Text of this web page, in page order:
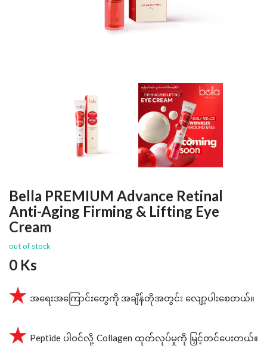
Bella PREMIUM Advance Retinal
Anti-Aging Firming & Lifting Eye
Cream
out of stock
0 Ks
အရေးအကြောင်းတွေကို အချိန်တိုအတွင်း လျော့ပါးစေတယ်။
Peptide ပါဝင်လို့ Collagen ထုတ်လုပ်မှုကို မြှင့်တင်ပေးတယ်။